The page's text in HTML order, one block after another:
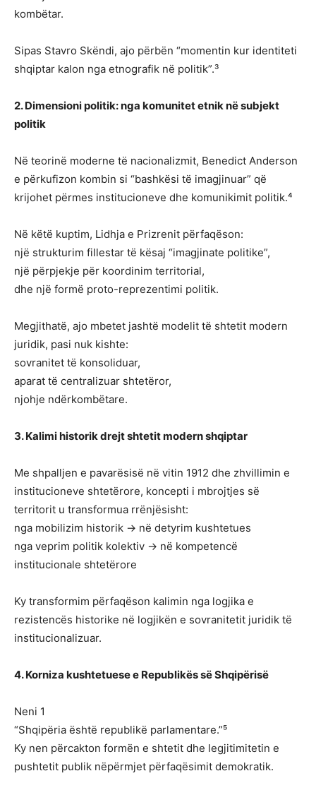
kombëtar.
Sipas Stavro Skëndi, ajo përbën “momentin kur identiteti
shqiptar kalon nga etnografik në politik”.³
2. Dimensioni politik: nga komunitet etnik në subjekt
politik
Në teorinë moderne të nacionalizmit, Benedict Anderson
e përkufizon kombin si “bashkësi të imagjinuar” që
krijohet përmes institucioneve dhe komunikimit politik.⁴
Në këtë kuptim, Lidhja e Prizrenit përfaqëson:
një strukturim fillestar të kësaj “imagjinate politike”,
një përpjekje për koordinim territorial,
dhe një formë proto-reprezentimi politik.
Megjithatë, ajo mbetet jashtë modelit të shtetit modern
juridik, pasi nuk kishte:
sovranitet të konsoliduar,
aparat të centralizuar shtetëror,
njohje ndërkombëtare.
3. Kalimi historik drejt shtetit modern shqiptar
Me shpalljen e pavarësisë në vitin 1912 dhe zhvillimin e
institucioneve shtetërore, koncepti i mbrojtjes së
territorit u transformua rrënjësisht:
nga mobilizim historik → në detyrim kushtetues
nga veprim politik kolektiv → në kompetencë
institucionale shtetërore
Ky transformim përfaqëson kalimin nga logjika e
rezistencës historike në logjikën e sovranitetit juridik të
institucionalizuar.
4. Korniza kushtetuese e Republikës së Shqipërisë
Neni 1
“Shqipëria është republikë parlamentare.”⁵
Ky nen përcakton formën e shtetit dhe legjitimitetin e
pushtetit publik nëpërmjet përfaqësimit demokratik.